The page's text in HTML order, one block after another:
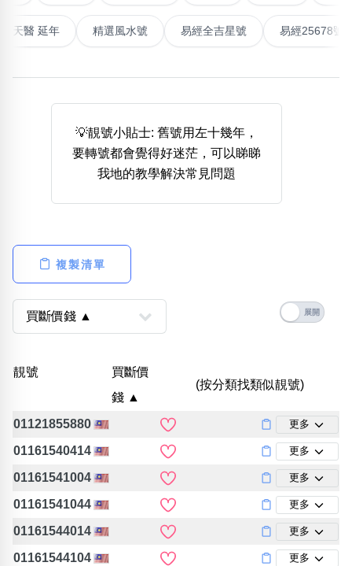
熱門分類
無5字
多8字 9888頭 二字號
三字號
清除全部分類
高級分類 i
幸運分類
基本分類
清除全部分類
搜尋
能量生氣 天醫 延年 精選風水號 易經全吉星號 易經
💡靚號小貼士: 舊號用左十幾年，
要轉號都會覺得好迷茫，可以睇睇
我地的教學解決常見問題
複製清單
靚號
買斷價
錢 ▲
(按分類找類似靚號)
01121855880 更多
01161540414 更多
01161541004 更多
01161541044 更多
01161544014 更多
01161544104 更多